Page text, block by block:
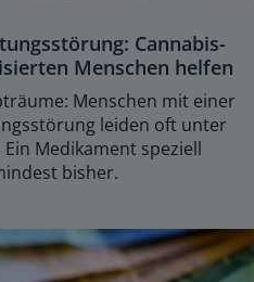
Cannabis-
Menschen helfen
Menschen mit einer
leiden oft unter
Medikament speziell
bisher.